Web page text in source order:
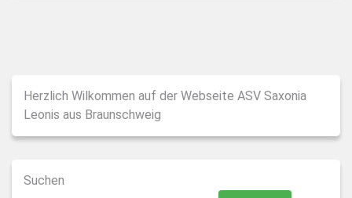
Herzlich Wilkommen auf der Webseite ASV Saxonia
Leonis aus Braunschweig
Suchen